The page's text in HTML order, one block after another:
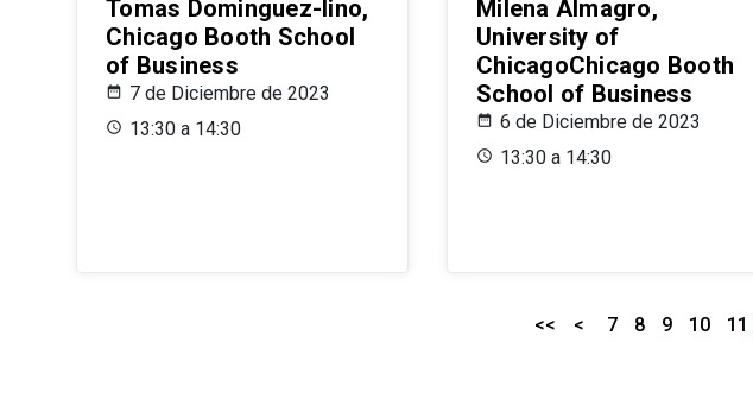
Tomas Dominguez-Iino,
Chicago Booth School
of Business
7 de Diciembre de 2023
13:30 a 14:30
Milena Almagro,
University of
ChicagoChicago Booth
School of Business
6 de Diciembre de 2023
13:30 a 14:30
<< < 7 8 9 10 11